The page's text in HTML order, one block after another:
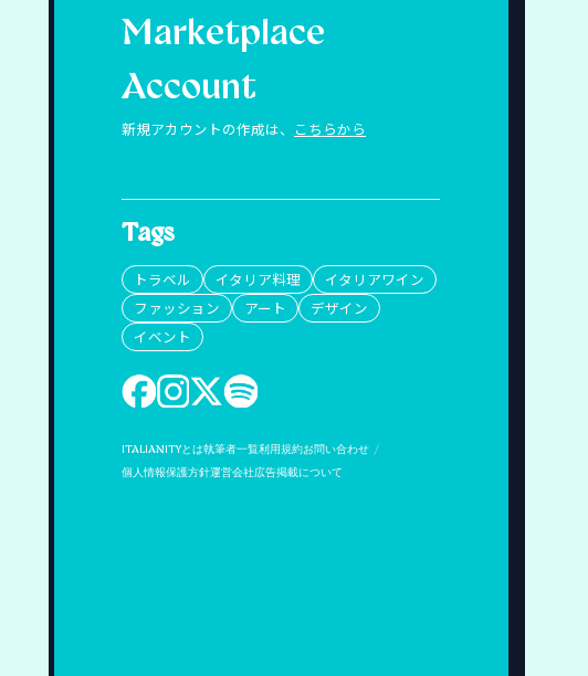
Marketplace
Account
新規アカウントの作成は、 こちらから
Tags
トラベル イタリア料理
イタリアワイン
ファッション
アート
デザイン
イベント
ITALIANITYとは執筆者一覧利用規約お問い合わせ
個人情報保護方針運営会社広告掲載について